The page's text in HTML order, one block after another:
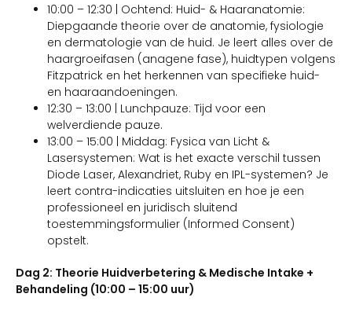
10:00 – 12:30 | Ochtend: Huid- & Haaranatomie:
Diepgaande theorie over de anatomie, fysiologie
en dermatologie van de huid. Je leert alles over de
haargroeifasen (anagene fase), huidtypen volgens
Fitzpatrick en het herkennen van specifieke huid-
en haaraandoeningen.
12:30 – 13:00 | Lunchpauze: Tijd voor een
welverdiende pauze.
13:00 – 15:00 | Middag: Fysica van Licht &
Lasersystemen: Wat is het exacte verschil tussen
Diode Laser, Alexandriet, Ruby en IPL-systemen? Je
leert contra-indicaties uitsluiten en hoe je een
professioneel en juridisch sluitend
toestemmingsformulier (Informed Consent)
opstelt.
Dag 2: Theorie Huidverbetering & Medische Intake +
Behandeling (10:00 – 15:00 uur)